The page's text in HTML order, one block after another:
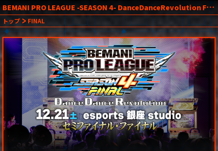
1
日(水)
Round1
B
EMANI PRO LEAGUE -SEASON 4- DanceDanceRevolution FINAL
トップ FINAL